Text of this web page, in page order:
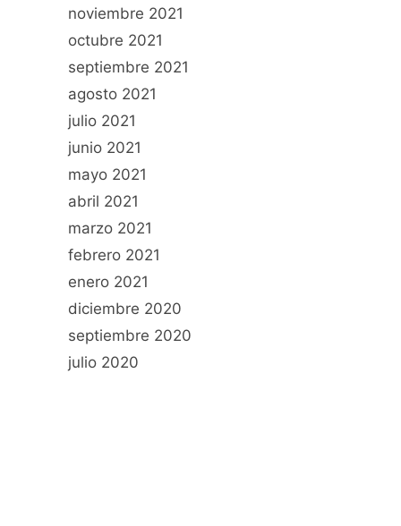
noviembre 2021
octubre 2021
septiembre 2021
agosto 2021
julio 2021
junio 2021
mayo 2021
abril 2021
marzo 2021
febrero 2021
enero 2021
diciembre 2020
septiembre 2020
julio 2020